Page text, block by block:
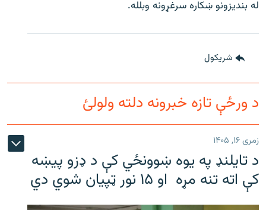
د ازادې اروپا/ ازادي راډيو ټولې پاڼې
له بندیزونو ښکاره سرغړونه وبلله.
شريکول
د ورځې تازه خبرونه دلته ولولئ
زمری ۱۶, ۱۴۰۵
د تایلنډ په یوه ښوونځي کې د ډزو پیښه
کې اته تنه مړه او ۱۵ نور ټپیان شوي دي